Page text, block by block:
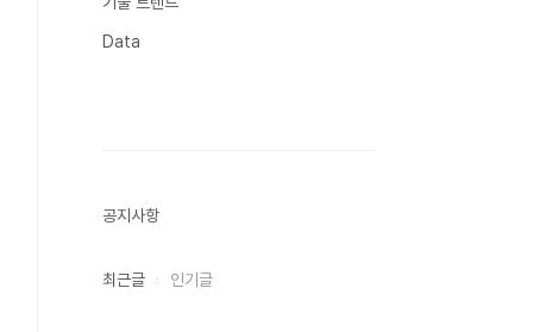
Data
공지사항
최근글 인기글